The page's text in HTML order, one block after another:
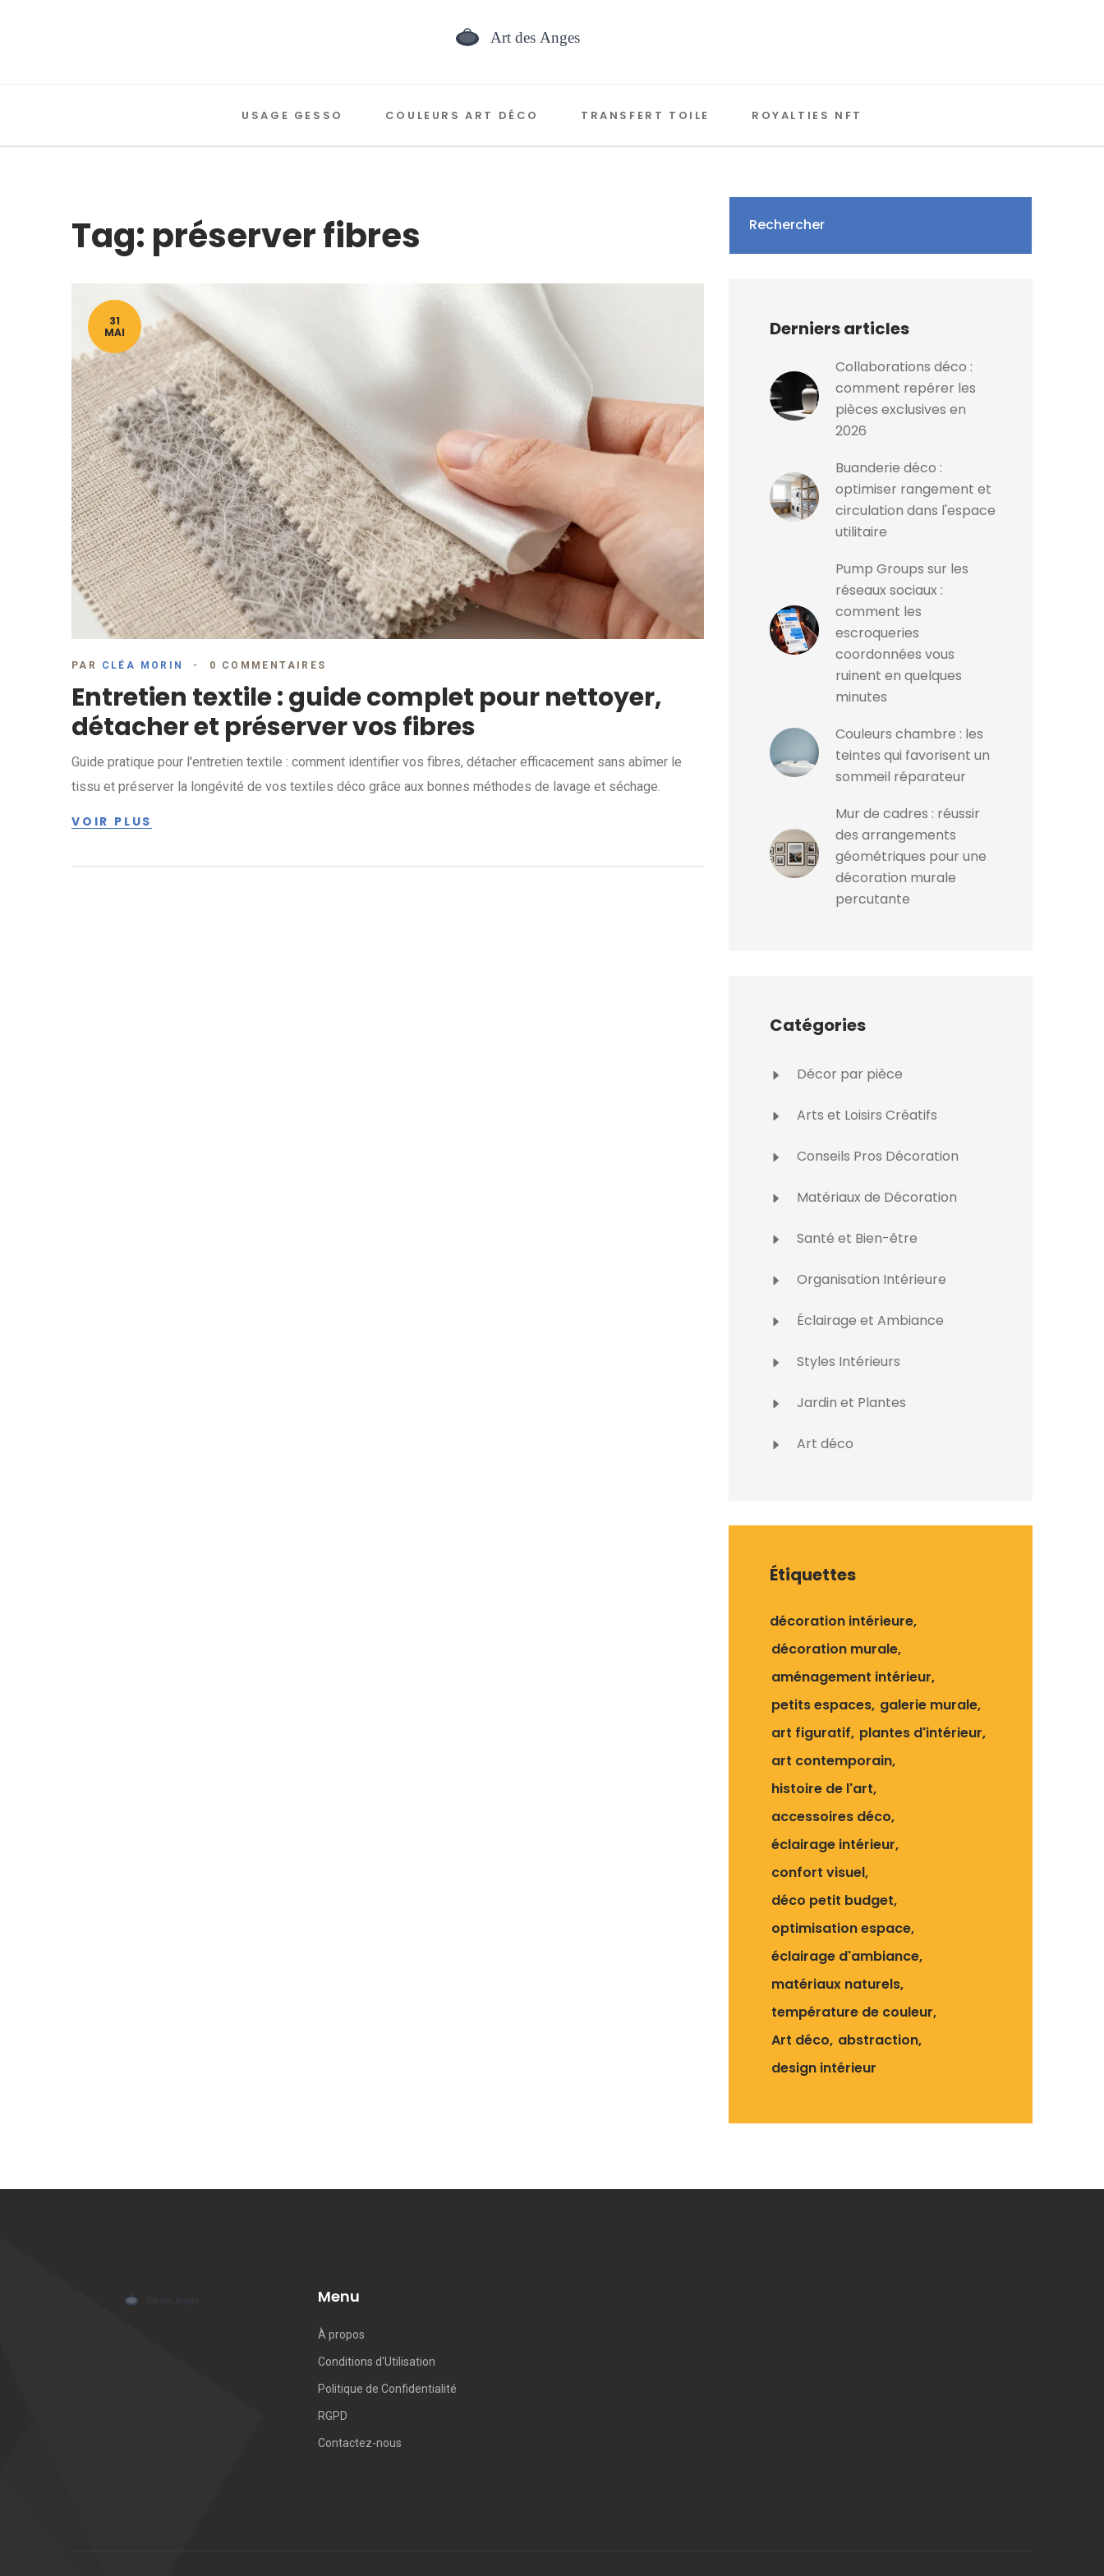
USAGE GESSO COULEURS ART DÉCO TRANSFERT TOILE ROYALTIES NFT
Tag: préserver fibres
31
MAI
PAR CLÉA MORIN 0 COMMENTAIRES
Entretien textile : guide complet pour nettoyer,
détacher et préserver vos fibres
Guide pratique pour l'entretien textile : comment identifier vos fibres, détacher efficacement sans abîmer le
tissu et préserver la longévité de vos textiles déco grâce aux bonnes méthodes de lavage et séchage.
VOIR PLUS
Rechercher
Derniers articles
Collaborations déco :
comment repérer les
pièces exclusives en
2026
Buanderie déco :
optimiser rangement et
circulation dans l'espace
utilitaire
Pump Groups sur les
réseaux sociaux :
comment les
escroqueries
coordonnées vous
ruinent en quelques
minutes
Couleurs chambre : les
teintes qui favorisent un
sommeil réparateur
Mur de cadres : réussir
des arrangements
géométriques pour une
décoration murale
percutante
Catégories
Décor par pièce
Arts et Loisirs Créatifs
Conseils Pros Décoration
Matériaux de Décoration
Santé et Bien-être
Organisation Intérieure
Éclairage et Ambiance
Styles Intérieurs
Jardin et Plantes
Art déco
Étiquettes
décoration intérieure
décoration murale
aménagement intérieur
petits espaces galerie murale
art figuratif plantes d'intérieur
art contemporain
histoire de l'art
accessoires déco
éclairage intérieur
confort visuel
déco petit budget
optimisation espace
éclairage d'ambiance
matériaux naturels
température de couleur
Art déco abstraction
design intérieur
Menu
À propos
Conditions d'Utilisation
Politique de Confidentialité
RGPD
Contactez-nous